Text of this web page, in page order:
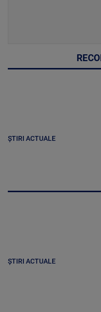
ȘTIRI ACTUALE
ȘTIRI ACTUALE